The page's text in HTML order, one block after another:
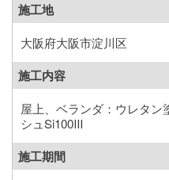
施工地
大阪府大阪市淀川区
施工内容
屋上、ベランダ：ウレタ
シュSi100Ⅲ
施工期間